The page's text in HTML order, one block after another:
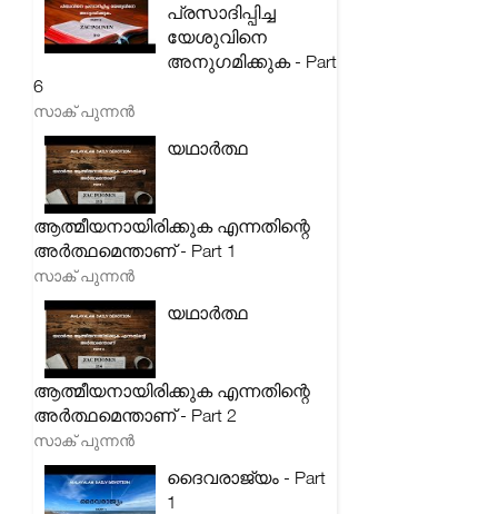
പ്രസാദിപ്പിച്ച
യേശുവിനെ
അനുഗമിക്കുക - Part
6
സാക് പുന്നൻ
യഥാർത്ഥ
ആത്മീയനായിരിക്കുക എന്നതിന്റെ
അർത്ഥമെന്താണ് - Part 1
സാക് പുന്നൻ
യഥാർത്ഥ
ആത്മീയനായിരിക്കുക എന്നതിന്റെ
അർത്ഥമെന്താണ് - Part 2
സാക് പുന്നൻ
ദൈവരാജ്യം - Part
1